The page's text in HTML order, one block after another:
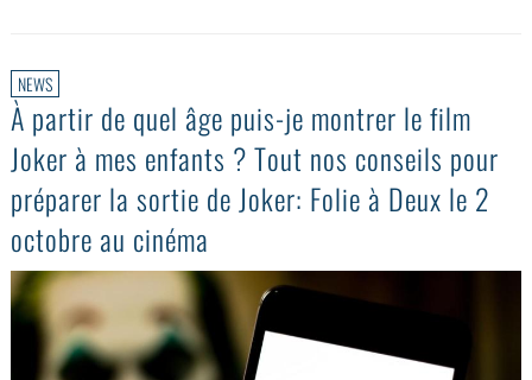
NEWS
À partir de quel âge puis-je montrer le film
Joker à mes enfants ? Tout nos conseils pour
préparer la sortie de Joker: Folie à Deux le 2
octobre au cinéma